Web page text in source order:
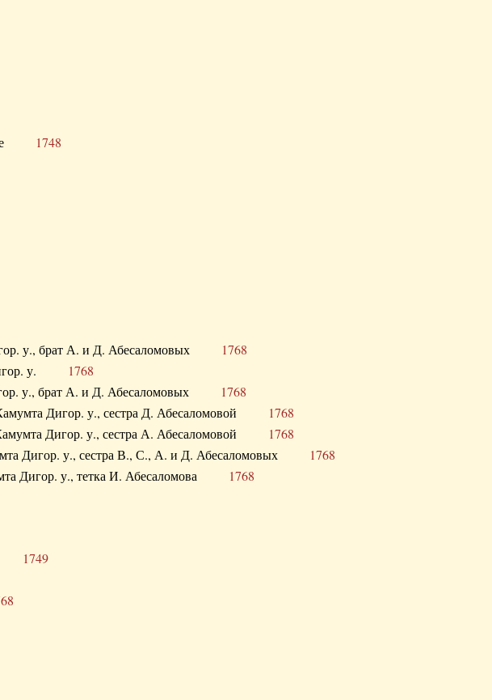
1748
у., брат А. и Д. Абесаломовых 1768
Дигор. у. 1768
у., брат А. и Д. Абесаломовых 1768
Камумта Дигор. у., сестра Д. Абесаломовой 1768
Камумта Дигор. у., сестра А. Абесаломовой 1768
Дигор. у., сестра В., С., А. и Д. Абесаломовых 1768
Дигор. у., тетка И. Абесаломова 1768
1749